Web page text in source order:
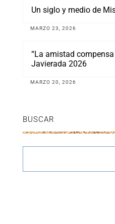
Un siglo y medio de
MARZO 23, 2026
“La amistad
Javierada 2026
MARZO 20, 2026
BUSCAR